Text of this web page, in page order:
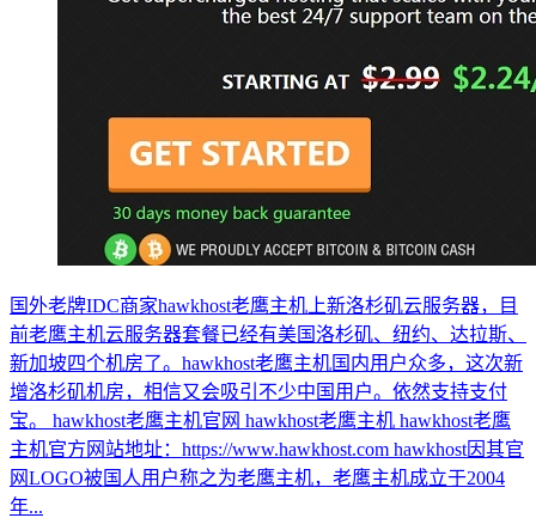
国外老牌IDC商家hawkhost老鹰主机上新洛杉矶云服务器，目
前老鹰主机云服务器套餐已经有美国洛杉矶、纽约、达拉斯、
新加坡四个机房了。hawkhost老鹰主机国内用户众多，这次新
增洛杉矶机房，相信又会吸引不少中国用户。依然支持支付
宝。 hawkhost老鹰主机官网 hawkhost老鹰主机 hawkhost老鹰
主机官方网站地址：https://www.hawkhost.com hawkhost因其官
网LOGO被国人用户称之为老鹰主机，老鹰主机成立于2004
年...